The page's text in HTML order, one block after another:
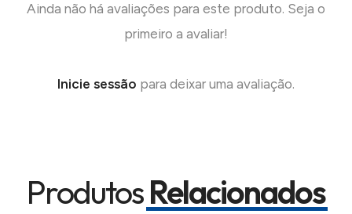
Ainda não há avaliações para este produto. Seja o
primeiro a avaliar!
Inicie sessão para deixar uma avaliação.
ProdutosRelacionados